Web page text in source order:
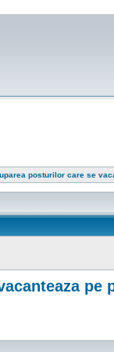
posturilor care se